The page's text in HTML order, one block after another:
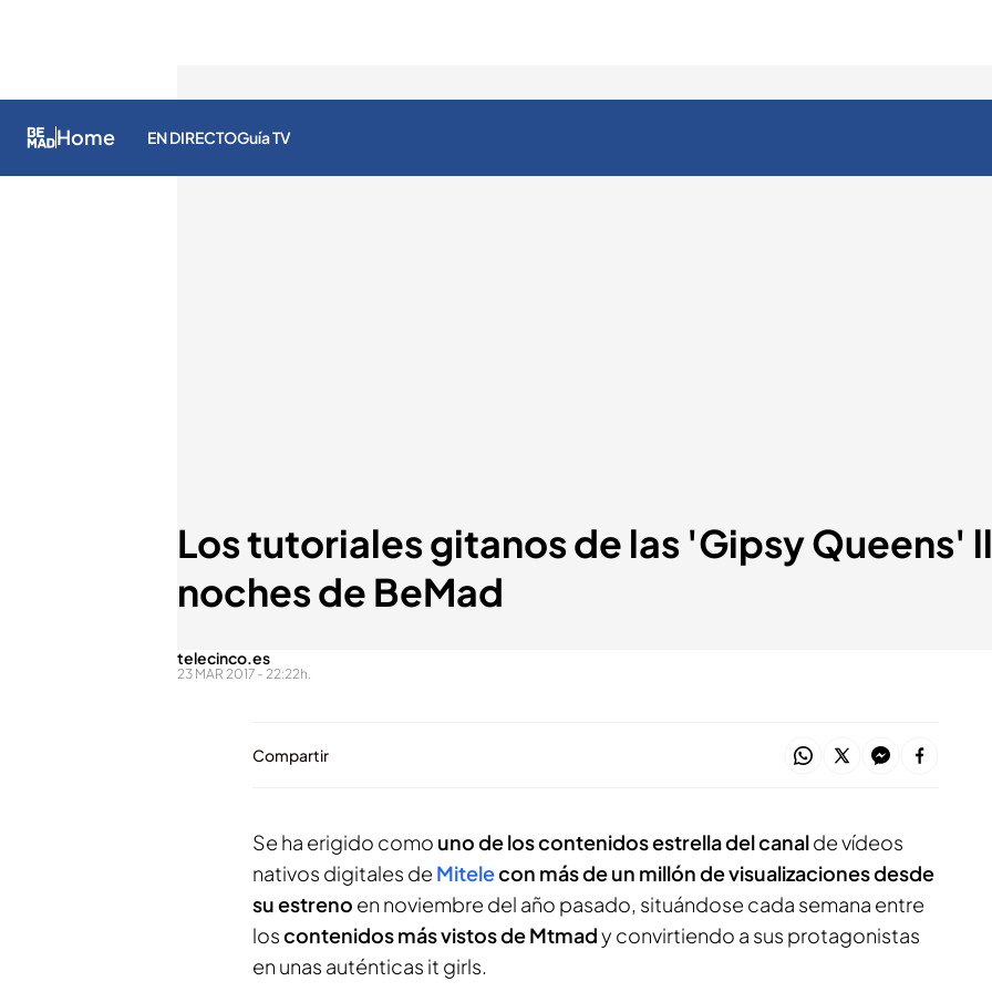
Home EN DIRECTOGuía TV
Los tutoriales gitanos de las 'Gipsy Queens'
noches de BeMad
telecinco.es
23 MAR 2017 - 22:22h.
Compartir
Se ha erigido como uno de los contenidos estrella del canalde vídeos
nativos digitales de Mitelecon más de un millón de visualizaciones desde
su estreno en noviembre del año pasado, situándose cada semana entre
loscontenidos más vistos de Mtmady convirtiendo a sus protagonistas
en unas auténticas it girls.